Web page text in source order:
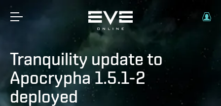
Tranquility update to
Apocrypha 1.5.1-2
deployed